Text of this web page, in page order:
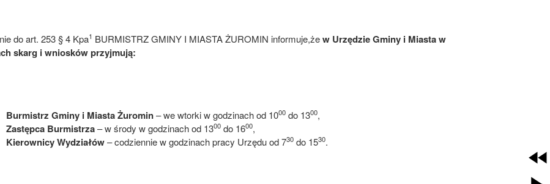
do art. 253 § 4 Kpa1 BURMISTRZ GMINY I MIASTA ŻUROMIN informuje,żew Urzędzie Gminy i Miasta w
skarg i wniosków przyjmują:
Burmistrz Gminy i Miasta Żuromin– we wtorki w godzinach od 1000do 1300,
Zastępca Burmistrza– w środy w godzinach od 1300do 1600,
Kierownicy Wydziałów– codziennie w godzinach pracy Urzędu od 730do 1530.